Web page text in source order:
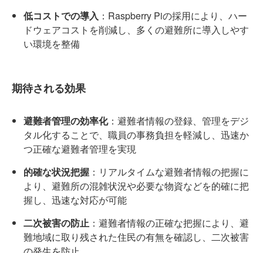
低コストでの導入 ：Raspberry Piの採用により、ハー
ドウェアコストを削減し、多くの避難所に導入しやす
い環境を整備
期待される効果
避難者管理の効率化：避難者情報の登録、管理をデジ
タル化することで、職員の事務負担を軽減し、迅速か
つ正確な避難者管理を実現
的確な状況把握 ：リアルタイムな避難者情報の把握に
より、避難所の混雑状況や必要な物資などを的確に把
握し、迅速な対応が可能
二次被害の防止 ：避難者情報の正確な把握により、避
難地域に取り残された住民の有無を確認し、二次被害